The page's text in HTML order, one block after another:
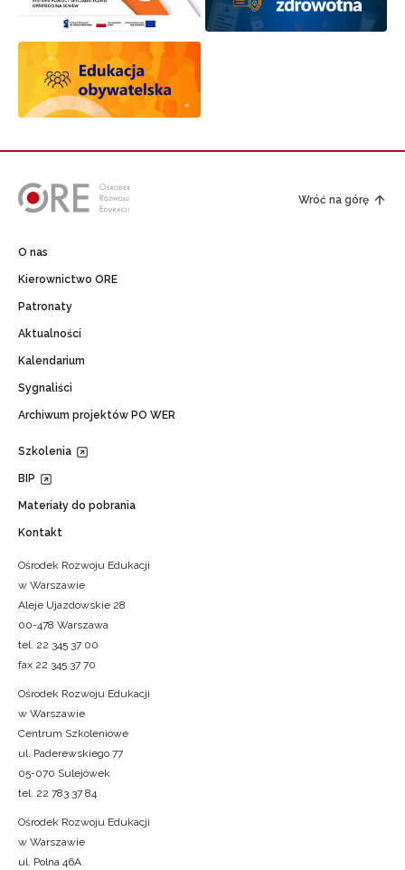
Wróć na górę
O nas
Kierownictwo ORE
Patronaty
Aktualności
Kalendarium
Sygnaliści
Archiwum projektów PO WER
Szkolenia
BIP
Materiały do pobrania
Kontakt
Ośrodek Rozwoju Edukacji
w Warszawie
Aleje Ujazdowskie 28
00-478 Warszawa
tel. 22 345 37 00
fax 22 345 37 70
Ośrodek Rozwoju Edukacji
w Warszawie
Centrum Szkoleniowe
ul. Paderewskiego 77
05-070 Sulejówek
tel. 22 783 37 84
Ośrodek Rozwoju Edukacji
w Warszawie
ul. Polna 46A